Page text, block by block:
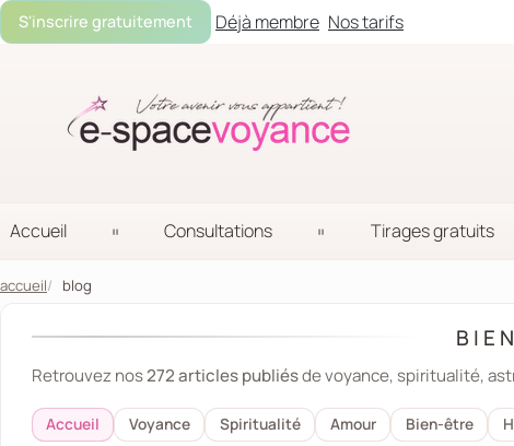
S'inscrire gratuitement Déjà membre Nos tarifs
Accueil Consultations Tirages gratuits
accueil blog
Retrouvez nos272 articles publiésde voyance, spiritualité,
Accueil Voyance Spiritualité Amour Bien-être